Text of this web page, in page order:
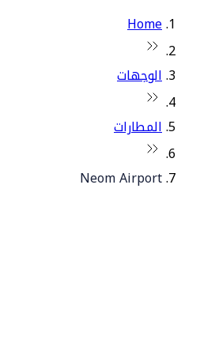
Home
الوجهات
المطارات
Neom Airport